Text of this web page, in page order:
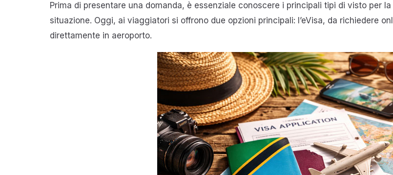
Prima di presentare una domanda, è essenziale conoscere i principali tipi di visto per
situazione. Oggi, ai viaggiatori si offrono due opzioni principali: l’eVisa, da richiedere
direttamente in aeroporto.